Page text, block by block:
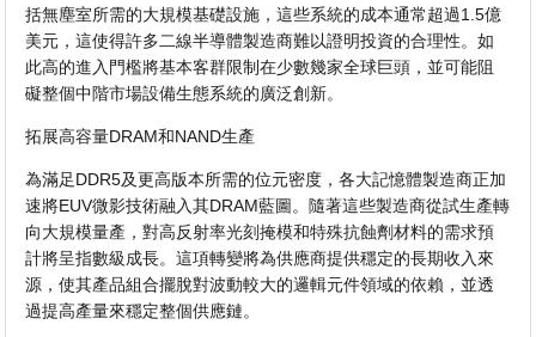
括無塵室所需的大規模基礎設施，這些系統的成本通常超過1.5億
美元，這使得許多二線半導體製造商難以證明投資的合理性。如
此高的進入門檻將基本客群限制在少數幾家全球巨頭，並可能阻
礙整個中階市場設備生態系統的廣泛創新。
拓展高容量DRAM和NAND生產
為滿足DDR5及更高版本所需的位元密度，各大記憶體製造商正加
速將EUV微影技術融入其DRAM藍圖。隨著這些製造商從試生產轉
向大規模量產，對高反射率光刻掩模和特殊抗蝕劑材料的需求預
計將呈指數級成長。這項轉變將為供應商提供穩定的長期收入來
源，使其產品組合擺脫對波動較大的邏輯元件領域的依賴，並透
過提高產量來穩定整個供應鏈。